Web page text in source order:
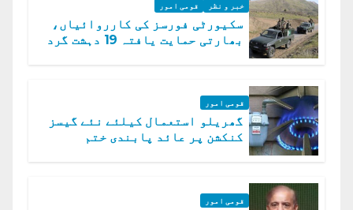
خبر و نظر قومی امور
سکیورٹی فورسز کی کارروائیاں،
بھارتی حمایت یافتہ 19 دہشت گرد
قومی امور
گھریلو استعمال کیلئے نئے گیسز
کنکشن پر عائد پابندی ختم
قومی امور